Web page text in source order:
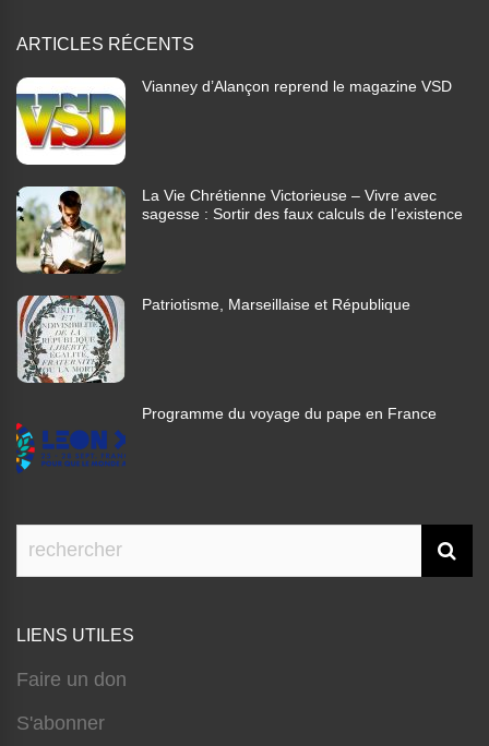
ARTICLES RÉCENTS
Vianney d’Alançon reprend le magazine VSD
La Vie Chrétienne Victorieuse – Vivre avec
sagesse : Sortir des faux calculs de l’existence
Patriotisme, Marseillaise et République
Programme du voyage du pape en France
LIENS UTILES
Faire un don
S'abonner